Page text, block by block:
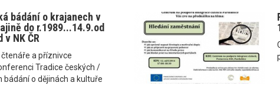
bádání o krajanech v
do r.1989...14.9.od
v NK ČR
a příznivce
Tradice českých /
bádání o dějinách a kultuře